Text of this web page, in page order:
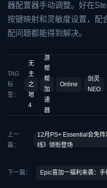
器配置器手动调整。好在
按键映射和灵敏度设置，配
配问题都能得到解决。
TAG
标
签：
无
主
之
地
4
游
帮
帮
加
速
器
Online
剑灵
NEO
上一
篇：
12月PS+ Essential会免
线》领衔登场
下一篇： Epic喜加一福利来袭：